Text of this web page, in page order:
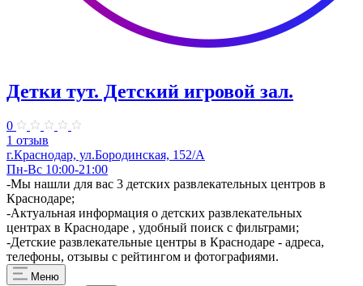
Детки тут. Детский игровой зал.
0
1 отзыв
г.Краснодар, ул.​Бородинская, 152/А
Пн-Вс 10:00-21:00
-Мы нашли для вас 3 детских развлекательных центров в
Краснодаре;
-Актуальная информация о детских развлекательных
центрах в Краснодаре , удобный поиск с фильтрами;
-Детские развлекательные центры в Краснодаре - адреса,
телефоны, отзывы с рейтингом и фотографиями.
Меню